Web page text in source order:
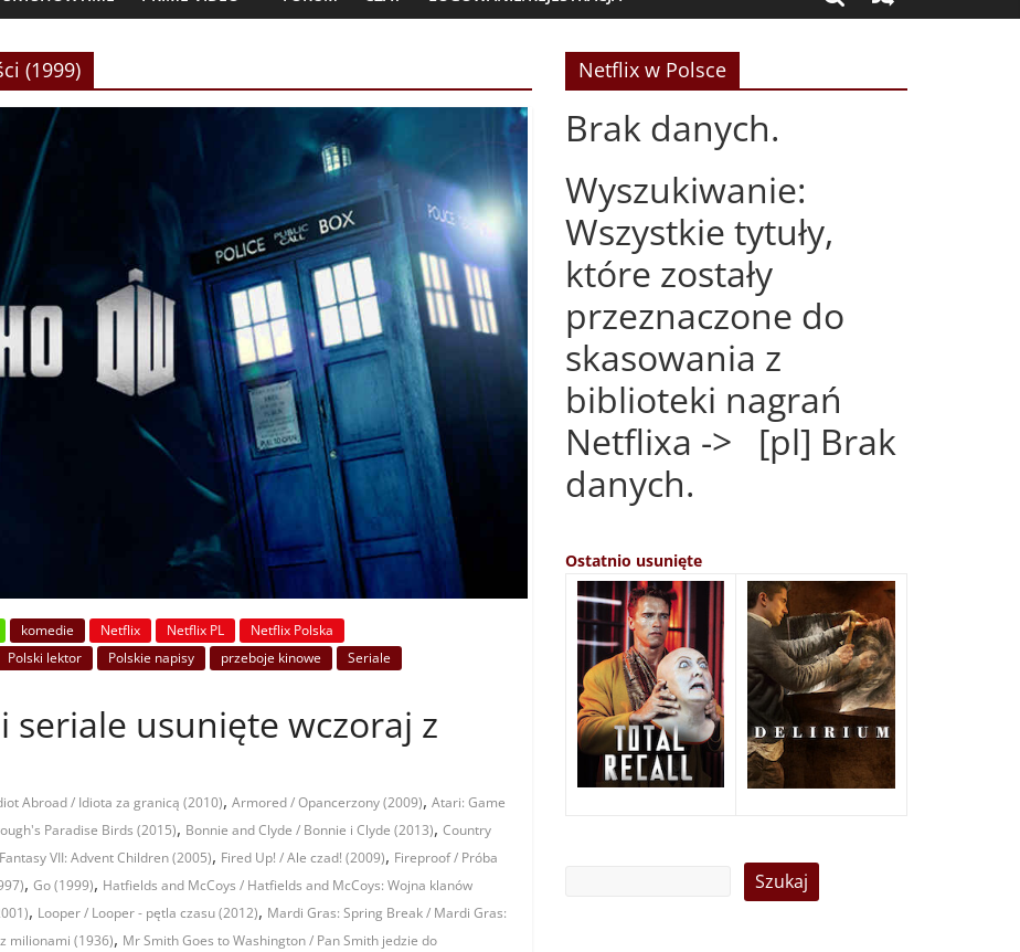
(1999)
komedie Netflix Netflix PL
Netflix Polska
Polski lektor Polskie napisy przeboje kinowe
Seriale
seriale usunięte wczoraj z
Abroad / Idiota za granicą (2010), Armored / Opancerzony (2009), Atari: Game
Paradise Birds (2015), Bonnie and Clyde / Bonnie i Clyde (2013), Country
VII: Advent Children (2005), Fired Up! / Ale czad! (2009), Fireproof / Próba
, Go (1999), Hatfields and McCoys / Hatfields and McCoys: Wojna klanów
, Looper / Looper - pętla czasu (2012), Mardi Gras: Spring Break / Mardi Gras:
milionami (1936), Mr Smith Goes to Washington / Pan Smith jedzie do
Netflix w Polsce
Brak danych.
Wyszukiwanie:
Wszystkie tytuły,
które zostały
przeznaczone do
skasowania z
biblioteki nagrań
Netflixa -> [pl] Brak
danych.
Ostatnio usunięte